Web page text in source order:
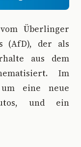
Überlinger
(AfD), der als
aus dem
Im
eine neue
und ein